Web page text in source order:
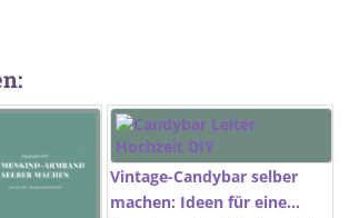
Vintage-Candybar selber
machen: Ideen für eine…